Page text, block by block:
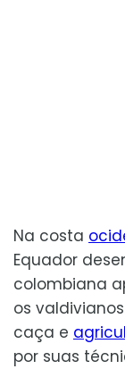
Na costa
Equador
colombiana
os
caça e
por suas